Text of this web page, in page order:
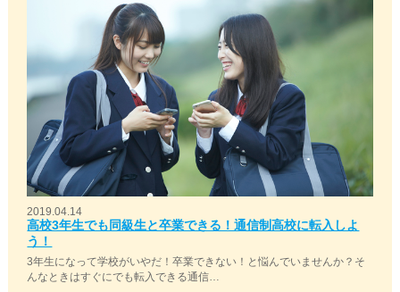
2019.04.14
高校3年生でも同級生と卒業できる！通信制高校に転入しよ
う！
3年生になって学校がいやだ！卒業できない！と悩んでいませんか？そ
んなときはすぐにでも転入できる通信…